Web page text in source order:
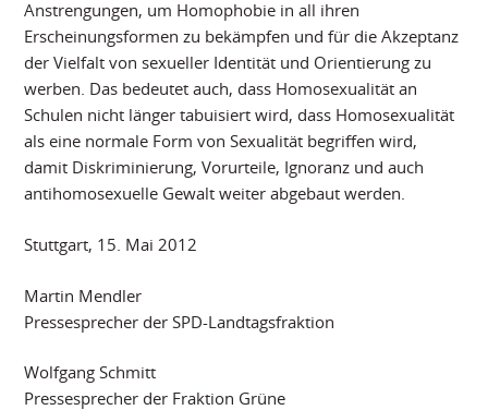
Anstrengungen, um Homophobie in all ihren
Erscheinungsformen zu bekämpfen und für die Akzeptanz
der Vielfalt von sexueller Identität und Orientierung zu
werben. Das bedeutet auch, dass Homosexualität an
Schulen nicht länger tabuisiert wird, dass Homosexualität
als eine normale Form von Sexualität begriffen wird,
damit Diskriminierung, Vorurteile, Ignoranz und auch
antihomosexuelle Gewalt weiter abgebaut werden.
Stuttgart, 15. Mai 2012
Martin Mendler
Pressesprecher der SPD-Landtagsfraktion
Wolfgang Schmitt
Pressesprecher der Fraktion Grüne